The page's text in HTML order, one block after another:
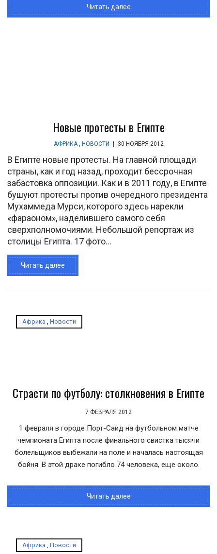
Читать далее
Новые протесты в Египте
АФРИКА, НОВОСТИ | 30 НОЯБРЯ 2012
В Египте новые протесты. На главной площади
страны, как и год назад, проходит бессрочная
забастовка оппозиции. Как и в 2011 году, в Египте
бушуют протесты против очередного президента
Мухаммеда Мурси, которого здесь нарекли
«фараоном», наделившего самого себя
сверхполномочиями. Небольшой репортаж из
столицы Египта. 17 фото...
Читать далее
Африка Новости
Страсти по футболу: столкновения в Египте
7 ФЕВРАЛЯ 2012
1 февраля в городе Порт-Саид на футбольном матче
чемпионата Египта после финального свистка тысячи
болельщиков выбежали на поле и началась настоящая
бойня. В этой драке погибло 74 человека, еще около.
Читать далее
Африка Новости